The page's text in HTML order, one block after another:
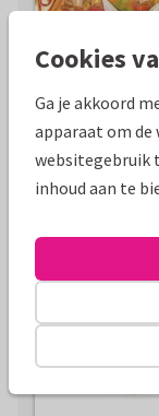
Cookies
Ga je akkoord
apparaat om
websitegebruik
inhoud aan te